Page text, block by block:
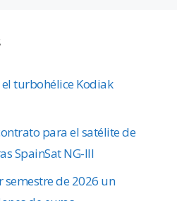
turbohélice Kodiak
para el satélite de
SpainSat NG-III
de 2026 un